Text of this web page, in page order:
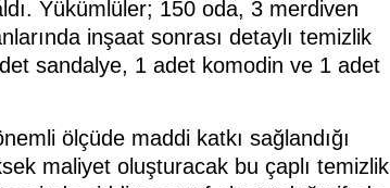
Yükümlüler; 150 oda, 3 merdiven
inşaat sonrası detaylı temizlik
sandalye, 1 adet komodin ve 1 adet
ölçüde maddi katkı sağlandığı
maliyet oluşturacak bu çaplı temizlik